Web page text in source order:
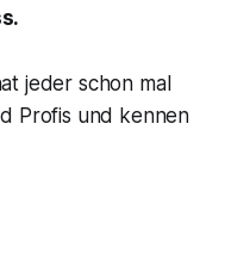
jeder schon mal
Profis und kennen